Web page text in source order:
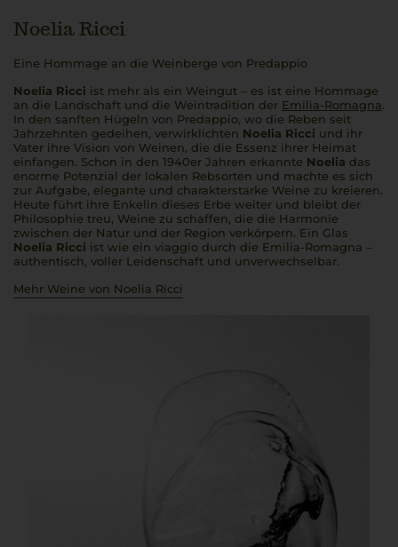
Noelia Ricci
Eine Hommage an die Weinberge von Predappio
Noelia Ricci ist mehr als ein Weingut – es ist eine Hommage
an die Landschaft und die Weintradition der Emilia-Romagna.
In den sanften Hügeln von Predappio, wo die Reben seit
Jahrzehnten gedeihen, verwirklichten Noelia Ricci und ihr
Vater ihre Vision von Weinen, die die Essenz ihrer Heimat
einfangen. Schon in den 1940er Jahren erkannte Noelia das
enorme Potenzial der lokalen Rebsorten und machte es sich
zur Aufgabe, elegante und charakterstarke Weine zu kreieren.
Heute führt ihre Enkelin dieses Erbe weiter und bleibt der
Philosophie treu, Weine zu schaffen, die die Harmonie
zwischen der Natur und der Region verkörpern. Ein Glas
Noelia Ricci ist wie ein viaggio durch die Emilia-Romagna –
authentisch, voller Leidenschaft und unverwechselbar.
Mehr Weine von Noelia Ricci